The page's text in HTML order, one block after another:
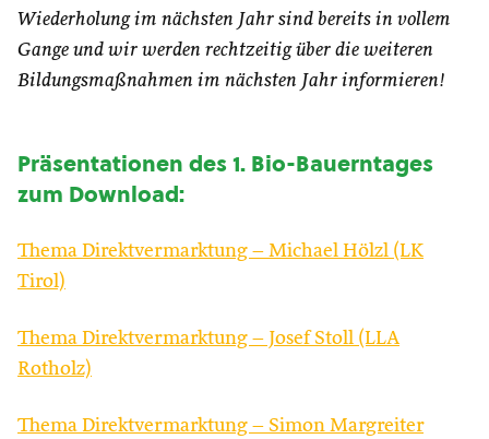
Wiederholung im nächsten Jahr sind bereits in vollem
Gange und wir werden rechtzeitig über die weiteren
Bildungsmaßnahmen im nächsten Jahr informieren!
Präsentationen des 1. Bio-Bauerntages
zum Download:
Thema Direktvermarktung – Michael Hölzl (LK
Tirol)
Thema Direktvermarktung – Josef Stoll (LLA
Rotholz)
Thema Direktvermarktung – Simon Margreiter